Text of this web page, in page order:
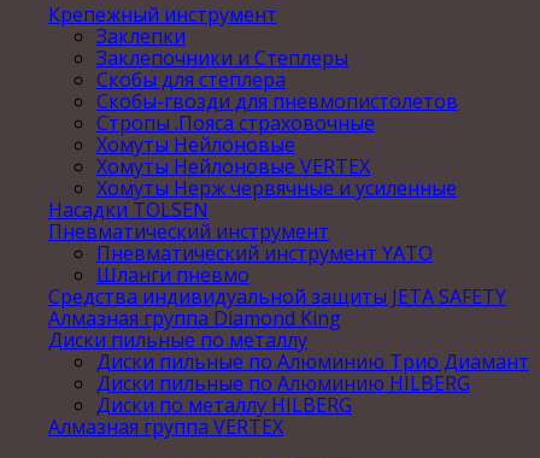
Крепежный инструмент
Заклепки
Заклепочники и Степлеры
Скобы для степлера
Скобы-гвозди для пневмопистолетов
Стропы .Пояса страховочные
Хомуты Нейлоновые
Хомуты Нейлоновые VERTEX
Хомуты Нерж червячные и усиленные
Насадки TOLSEN
Пневматический инструмент
Пневматический инструмент YATO
Шланги пневмо
Средства индивидуальной защиты JETA SAFETY
Алмазная группа Diamond King
Диски пильные по металлу
Диски пильные по Алюминию Трио Диамант
Диски пильные по Алюминию HILBERG
Диски по металлу HILBERG
Алмазная группа VERTEX